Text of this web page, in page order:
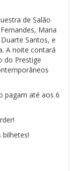
de Salão
Maria
Santos, e
A noite contará
do Prestige
pagam até aos 6